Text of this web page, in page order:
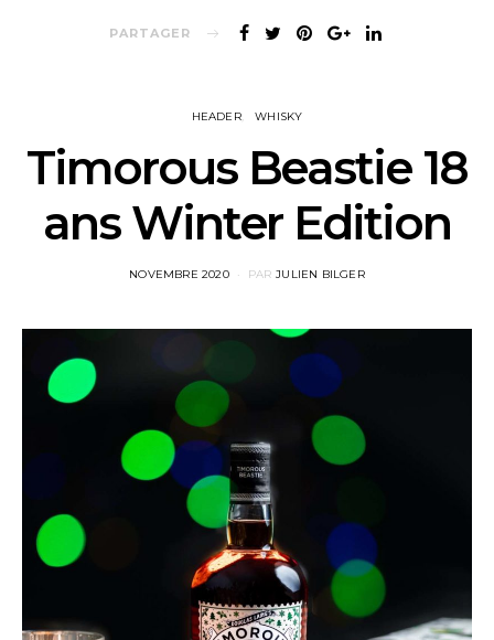
PARTAGER
HEADER WHISKY
Timorous Beastie 18
ans Winter Edition
POSTED
NOVEMBRE 2020 PAR JULIEN BILGER